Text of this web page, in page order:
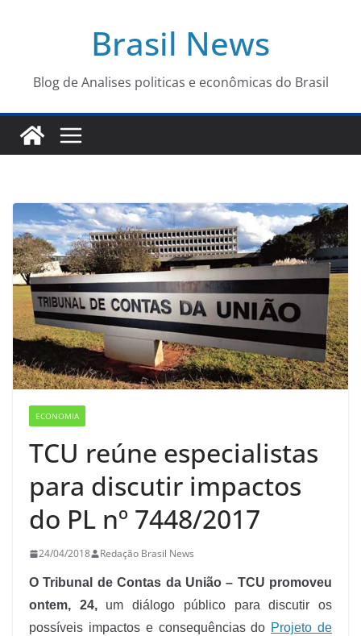
conteúdo
Brasil News
Blog de Analises politicas e econômicas do Brasil
ECONOMIA
TCU reúne especialistas
para discutir impactos
do PL nº 7448/2017
24/04/2018 Redação Brasil News
O Tribunal de Contas da União – TCU promoveu
ontem, 24,um diálogo público para discutir os
possíveis impactos e consequências do Projeto de